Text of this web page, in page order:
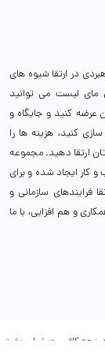
در ارتقا شیوه های
مای لیست می توانید
عرضه کنید و جایگاه و
سازی کنید، هزینه ها را
ارتقا دهید. مجموعه
کار ایجاد شده و برای
فرایندهای سازمانی و
و هم افزایی، با ما
کافیست. تمام حقوق